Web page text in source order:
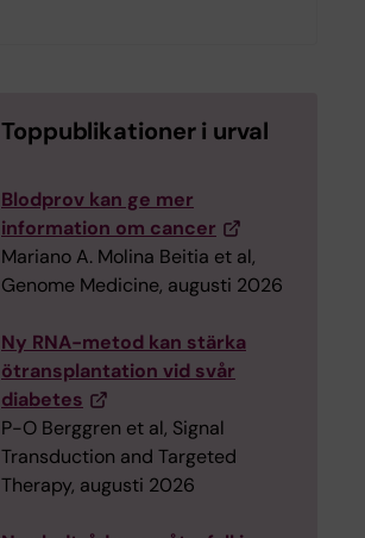
Toppublikationer i urval
Blodprov kan ge mer
information om cancer
Mariano A. Molina Beitia et al,
Genome Medicine, augusti 2026
Ny RNA-metod kan stärka
ötransplantation vid svår
diabetes
P-O Berggren et al, Signal
Transduction and Targeted
Therapy, augusti 2026